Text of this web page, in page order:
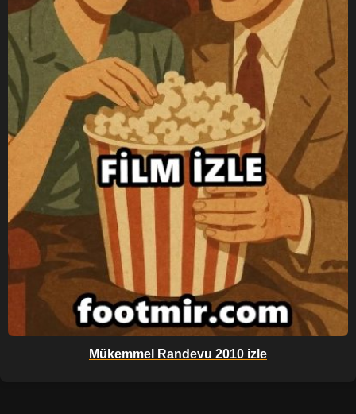
Mükemmel Randevu 2010 izle